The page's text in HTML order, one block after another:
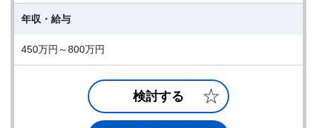
年収・給与
450万円～800万円
検討する